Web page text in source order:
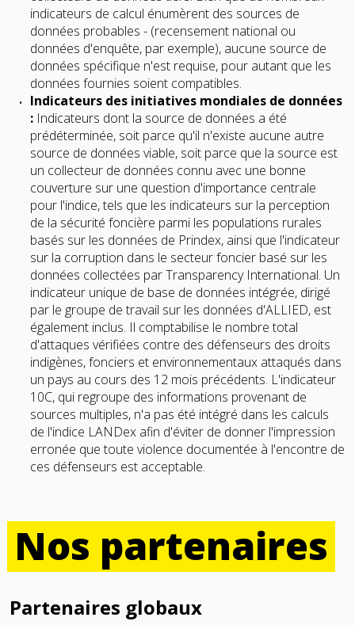
indicateurs de calcul énumèrent des sources de
données probables - (recensement national ou
données d'enquête, par exemple), aucune source de
données spécifique n'est requise, pour autant que les
données fournies soient compatibles.
Indicateurs des initiatives mondiales de données
: Indicateurs dont la source de données a été
prédéterminée, soit parce qu'il n'existe aucune autre
source de données viable, soit parce que la source est
un collecteur de données connu avec une bonne
couverture sur une question d'importance centrale
pour l'indice, tels que les indicateurs sur la perception
de la sécurité foncière parmi les populations rurales
basés sur les données de Prindex, ainsi que l'indicateur
sur la corruption dans le secteur foncier basé sur les
données collectées par Transparency International. Un
indicateur unique de base de données intégrée, dirigé
par le groupe de travail sur les données d'ALLIED, est
également inclus. Il comptabilise le nombre total
d'attaques vérifiées contre des défenseurs des droits
indigènes, fonciers et environnementaux attaqués dans
un pays au cours des 12 mois précédents. L'indicateur
10C, qui regroupe des informations provenant de
sources multiples, n'a pas été intégré dans les calculs
de l'indice LANDex afin d'éviter de donner l'impression
erronée que toute violence documentée à l'encontre de
ces défenseurs est acceptable.
Nos partenaires
Partenaires globaux